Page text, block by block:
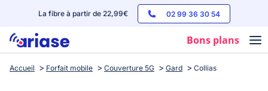
La fibre à partir de 22,99€ 02 99 36 30 54
Bons plans
Box internet
Accueil Forfait mobile Couverture 5G Gard Collias